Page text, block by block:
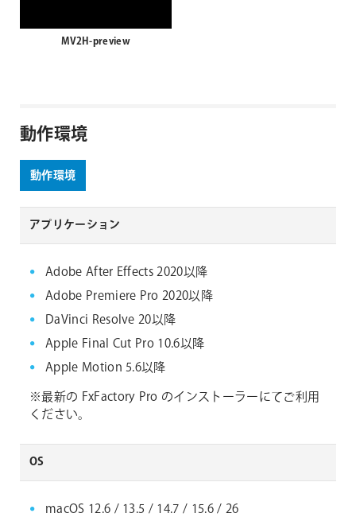
MV2H-preview
動作環境
動作環境
アプリケーション
Adobe After Effects 2020以降
Adobe Premiere Pro 2020以降
DaVinci Resolve 20以降
Apple Final Cut Pro 10.6以降
Apple Motion 5.6以降
※最新の FxFactory Pro のインストーラーにてご利用
ください。
OS
macOS 12.6 / 13.5 / 14.7 / 15.6 / 26